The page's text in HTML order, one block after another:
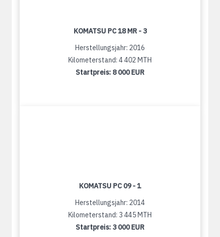
KOMATSU PC 18 MR - 3
Herstellungsjahr: 2016
Kilometerstand: 4 402 MTH
Startpreis: 8 000 EUR
KOMATSU PC 09 - 1
Herstellungsjahr: 2014
Kilometerstand: 3 445 MTH
Startpreis: 3 000 EUR